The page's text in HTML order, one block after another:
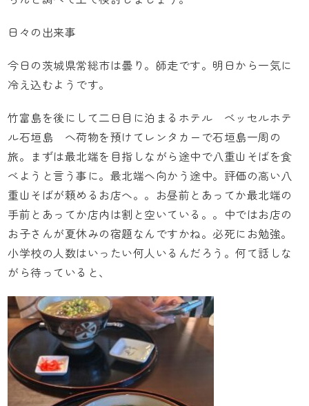
日々の出来事
今日の茨城県常総市は曇り。師走です。明日から一気に
冷え込むようです。
竹富島を後にして二日目に泊まるホテル ベッセルホテ
ル石垣島 へ荷物を預けてレンタカーで石垣島一周の
旅。まずは最北端を目指しながら途中で八重山そばを食
べようと言う事に。最北端へ向かう途中。評価の高い八
重山そばが頼めるお店へ。。お昼前とあってか最北端の
手前とあってか店内は割と空いている。。中ではお店の
お子さんが夏休みの宿題なんですかね。必死にお勉強。
小学校の人数はいったい何人いるんだろう。何て話しな
がら待っていると、